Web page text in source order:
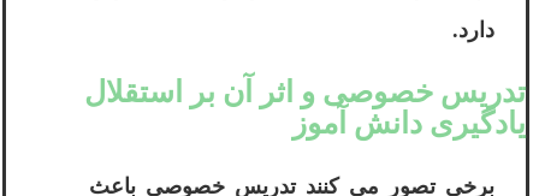
دارد.
تدریس خصوصی و اثر آن بر استقلال
یادگیری دانش آموز
برخی تصور می کنند تدریس خصوصی باعث